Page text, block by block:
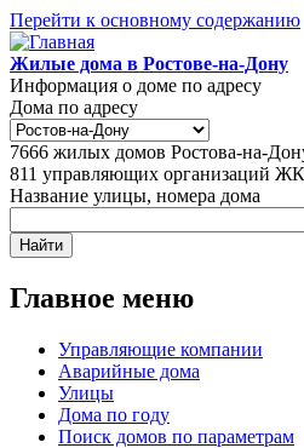
Перейти к основному содержанию
Жилые дома в Ростове-на-Дону
Информация о доме по адресу
Дома по адресу
7666 жилых домов Ростова-на-
811 управляющих организаций
Название улицы, номера дома
Главное меню
Управляющие компании
Аварийные дома
Улицы
Дома по году
Поиск домов по параметрам